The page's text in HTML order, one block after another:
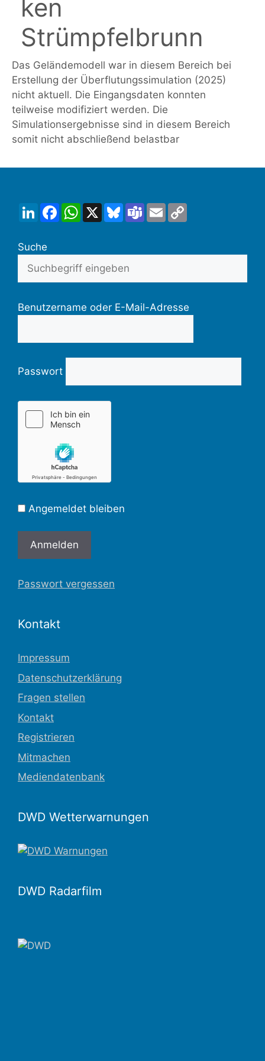
ken
Strümpfelbrunn
Das Geländemodell war in diesem Bereich bei
Erstellung der Überflutungssimulation (2025)
nicht aktuell. Die Eingangsdaten konnten
teilweise modifiziert werden. Die
Simulationsergebnisse sind in diesem Bereich
somit nicht abschließend belastbar
LinkedInFacebookWhatsApp
X BlueskyTeamsEmail
Suche
Benutzername oder E-Mail-Adresse
Passwort
Angemeldet bleiben
Passwort vergessen
Kontakt
Impressum
Datenschutzerklärung
Fragen stellen
Kontakt
Registrieren
Mitmachen
Mediendatenbank
DWD Wetterwarnungen
DWD Radarfilm